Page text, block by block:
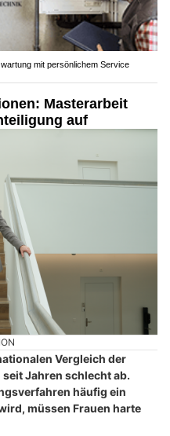
mit persönlichem Service
Masterarbeit
auf
Vergleich der
Jahren schlecht ab.
häufig ein
müssen Frauen harte